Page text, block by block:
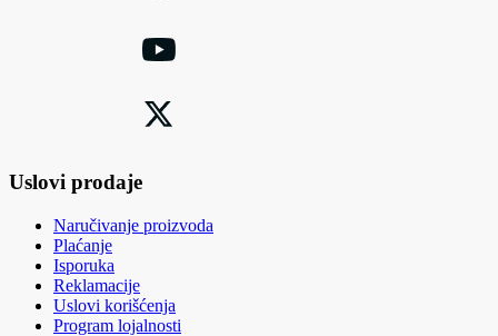
Uslovi prodaje
Naručivanje proizvoda
Plaćanje
Isporuka
Reklamacije
Uslovi korišćenja
Program lojalnosti